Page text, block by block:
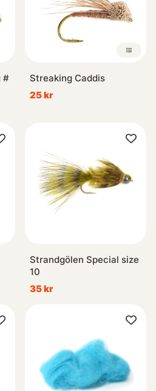
Streaking Caddis
25 kr
Strandgölen Special size
10
35 kr